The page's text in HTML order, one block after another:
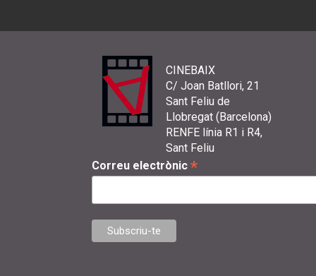
CINEBAIX
C/ Joan Batllori, 21
Sant Feliu de
Llobregat (Barcelona)
RENFE línia R1 i R4,
Sant Feliu
Correu electrònic *